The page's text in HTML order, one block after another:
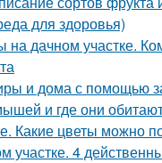
для здоровья)
дачном участке.
и дома с помощью
и где они
Какие цветы можно
участке. 4